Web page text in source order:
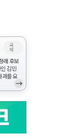
국
제
래 후보
김민
과를 요
→